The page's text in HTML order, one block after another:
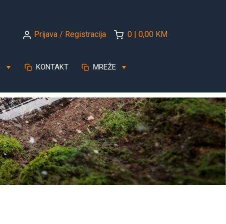
Prijava / Registracija 0 | 0,00 KM
KONTAKT MREŽE